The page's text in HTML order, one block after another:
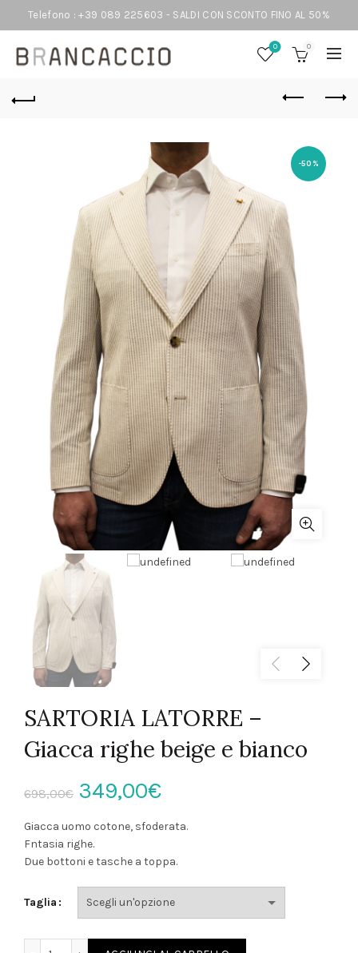
Telefono : +39 089 225603 - SALDI CON SCONTO FINO AL 50%
0 0
-50%
SARTORIA LATORRE –
Giacca righe beige e bianco
698,00€ Il
prezzo
originale
era:
349,00€Il
prezzo
attuale
è:
Giacca uomo cotone, sfoderata.
Fntasia righe.
Due bottoni e tasche a toppa.
Taglia